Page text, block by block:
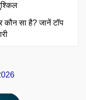
कौन सा है? जानें टॉप